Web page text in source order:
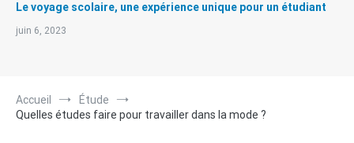
Le voyage scolaire, une expérience unique pour un étudiant
juin 6, 2023
Accueil
Étude
Quelles études faire pour travailler dans la mode ?